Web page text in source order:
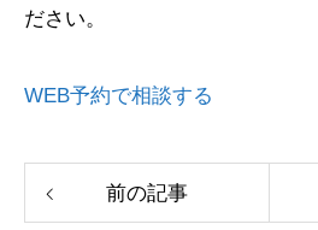
ださい。
WEB予約で相談する
前の記事